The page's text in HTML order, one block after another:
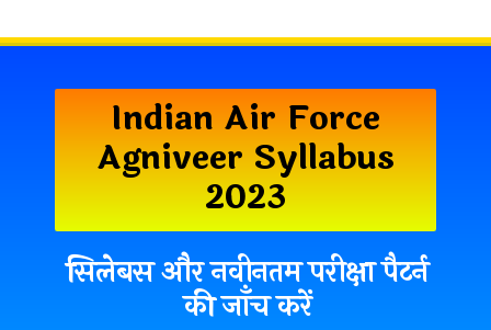
Indian Air Force
Agniveer Syllabus
2023
सिलेबस और नवीनतम परीक्षा पैटर्न
की जाँच करें